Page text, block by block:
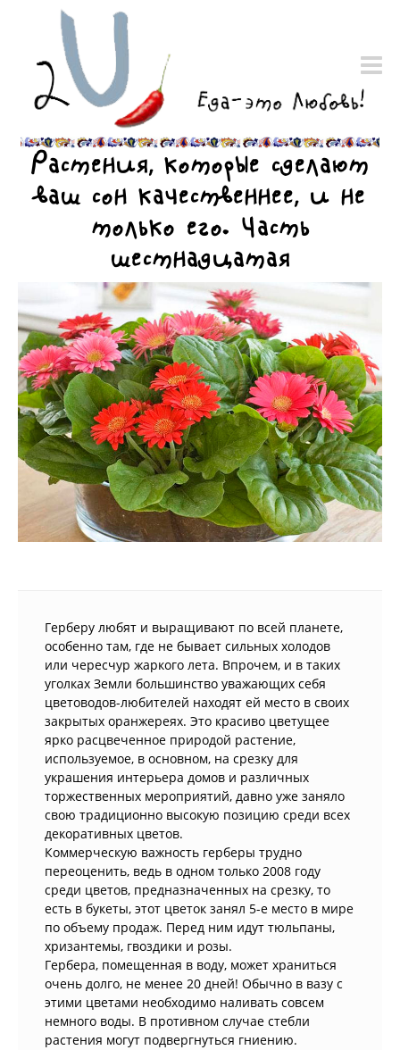
Растения, которые сделают
ваш сон качественнее, и не
только его. Часть
шестнадцатая
Герберу любят и выращивают по всей планете,
особенно там, где не бывает сильных холодов
или чересчур жаркого лета. Впрочем, и в таких
уголках Земли большинство уважающих себя
цветоводов-любителей находят ей место в своих
закрытых оранжереях. Это красиво цветущее
ярко расцвеченное природой растение,
используемое, в основном, на срезку для
украшения интерьера домов и различных
торжественных мероприятий, давно уже заняло
свою традиционно высокую позицию среди всех
декоративных цветов.
Коммерческую важность герберы трудно
переоценить, ведь в одном только 2008 году
среди цветов, предназначенных на срезку, то
есть в букеты, этот цветок занял 5-е место в мире
по объему продаж. Перед ним идут тюльпаны,
хризантемы, гвоздики и розы.
Гербера, помещенная в воду, может храниться
очень долго, не менее 20 дней! Обычно в вазу с
этими цветами необходимо наливать совсем
немного воды. В противном случае стебли
растения могут подвергнуться гниению.